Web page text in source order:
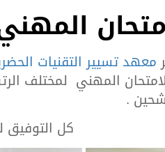
المهني
معهد تسيير التقنيات
المهني لمختلف
.
كل